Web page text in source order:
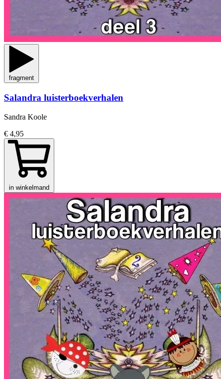
fragment
Salandra luisterboekverhalen
Sandra Koole
€ 4,95
in winkelmand